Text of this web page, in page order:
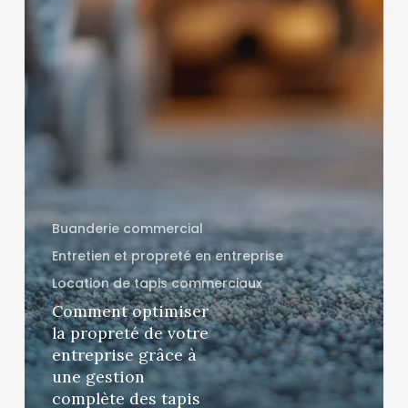
Buanderie commercial
Entretien et propreté en entreprise
Location de tapis commerciaux
Comment optimiser
la propreté de votre
entreprise grâce à
une gestion
complète des tapis